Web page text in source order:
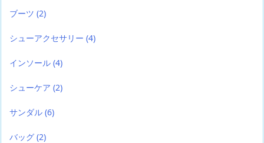
ブーツ (2)
シューアクセサリー (4)
インソール (4)
シューケア (2)
サンダル (6)
バッグ (2)